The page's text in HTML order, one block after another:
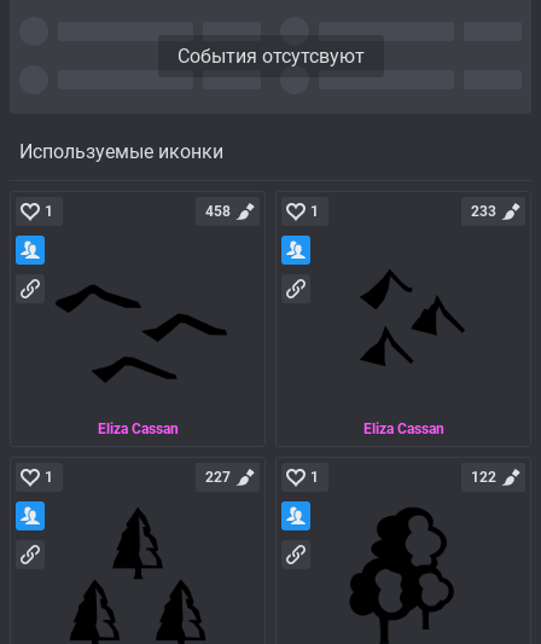
Используемые иконки
Eliza Cassan
1 458
Eliza Cassan
1 233
1 227 1 122
События отсутсвуют